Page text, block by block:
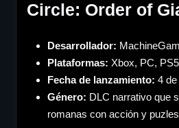
Circle: Order of
Desarrollador:
Plataformas: Xbox, PC, PS5
Fecha de lanzamiento: 4
Género: DLC narrativo que
romanas con acción y